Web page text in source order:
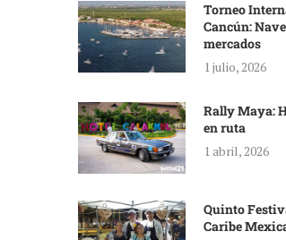
Torneo
Cancún:
mercados
1 julio, 2026
Rally Maya:
en ruta
1 abril, 2026
Quinto
Caribe